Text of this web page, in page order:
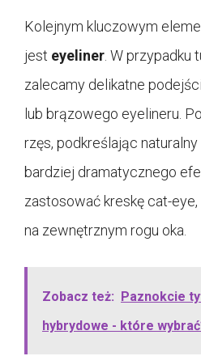
Kolejnym kluczowym
jest eyeliner . W przypadku
zalecamy delikatne
lub brązowego eyelineru.
rzęs, podkreślając naturalny
bardziej dramatycznego
zastosować kreskę cat-
na zewnętrznym rogu oka.
Zobacz też: Paznokcie
hybrydowe - które